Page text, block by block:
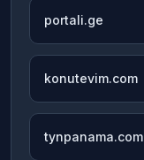
portali.ge
konutevim.com
tynpanama.com